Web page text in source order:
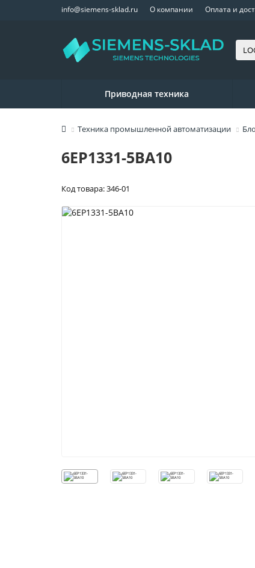
info@siemens-sklad.ru О компании Оплата и
Приводная техника
Техника промышленной автоматизации
6EP1331-5BA10
Код товара: 346-01